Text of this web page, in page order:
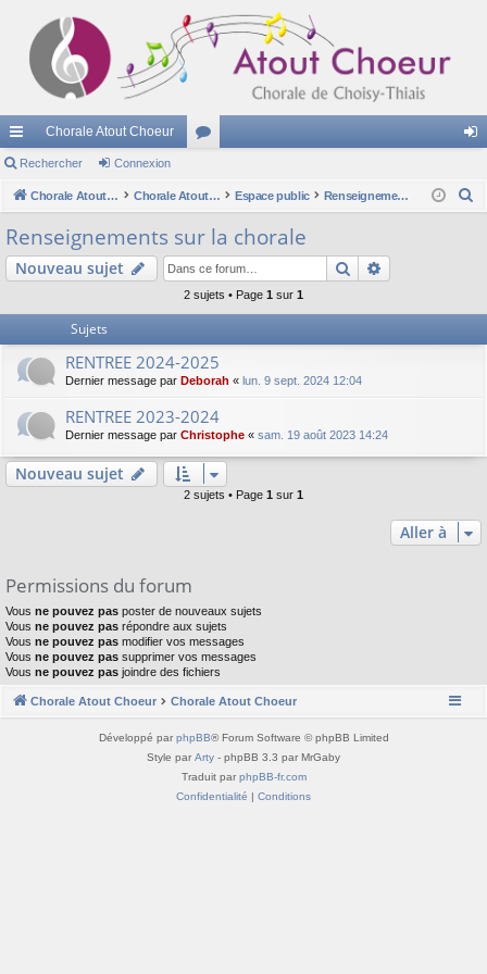
cc
ès
ra
pi
Chorale Atout Choeur
u
s
ne
Rechercher Connexion
Chorale Atout Choeur Chorale Atout Choeur Espace public Renseignements sur la chorale
r
Renseignements sur la chorale
Nouveau sujet Rechercher
2 sujets • Page 1 sur 1
Sujets
RENTREE 2024-2025
Dernier message par Deborah « lun. 9 sept. 2024 12:04
RENTREE 2023-2024
Dernier message par Christophe « sam. 19 août 2023 14:24
Nouveau sujet
2 sujets • Page 1 sur 1
Aller à
Permissions du forum
Vous ne pouvez pas poster de nouveaux sujets
Vous ne pouvez pas répondre aux sujets
Vous ne pouvez pas modifier vos messages
Vous ne pouvez pas supprimer vos messages
Vous ne pouvez pas joindre des fichiers
Chorale Atout Choeur Chorale Atout Choeur
Développé par phpBB® Forum Software © phpBB Limited
Style par Arty - phpBB 3.3 par MrGaby
Traduit par phpBB-fr.com
Confidentialité | Conditions